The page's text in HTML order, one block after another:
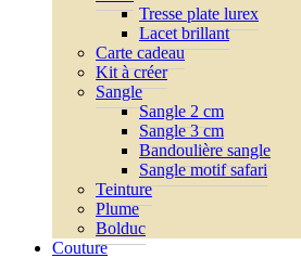
Tresse plate lurex
Lacet brillant
Carte cadeau
Kit à créer
Sangle
Sangle 2 cm
Sangle 3 cm
Bandoulière sangle
Sangle motif safari
Teinture
Plume
Bolduc
Couture